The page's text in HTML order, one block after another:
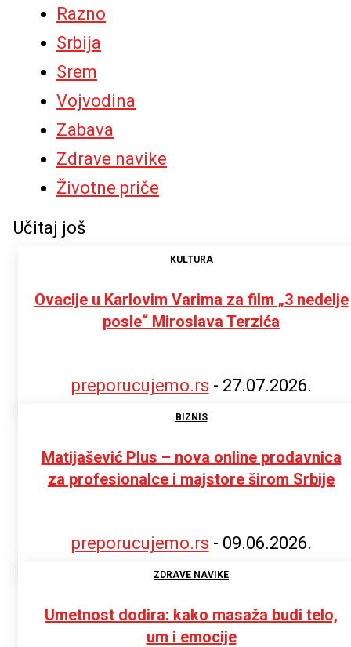
Razno
Srbija
Srem
Vojvodina
Zabava
Zdrave navike
Životne priče
Učitaj još
KULTURA
Ovacije u Karlovim Varima za film „3 nedelje
posle“ Miroslava Terzića
preporucujemo.rs - 27.07.2026.
BIZNIS
Matijašević Plus – nova online prodavnica
za profesionalce i majstore širom Srbije
preporucujemo.rs - 09.06.2026.
ZDRAVE NAVIKE
Umetnost dodira: kako masaža budi telo,
um i emocije